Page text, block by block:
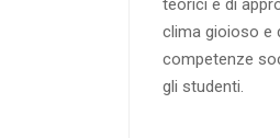
clima gioioso e
competenze
gli studenti.